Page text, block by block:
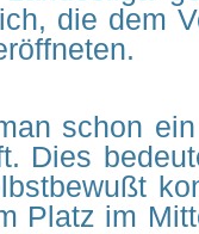
die dem
schon
Dies
Platz im